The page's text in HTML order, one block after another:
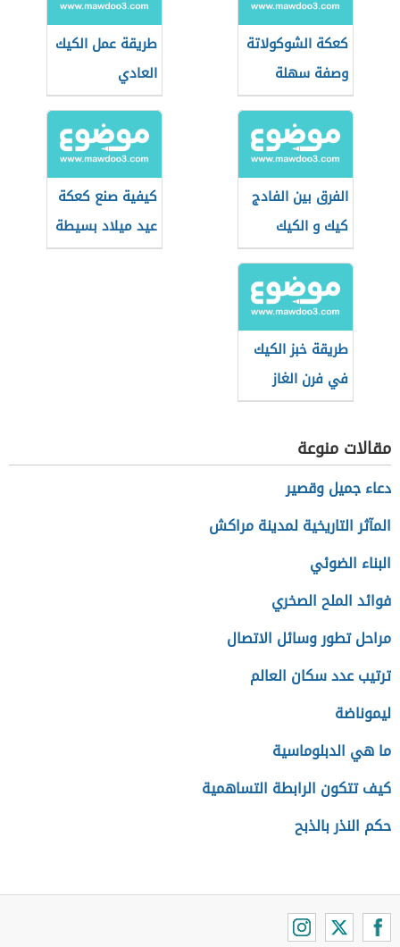
كعكة الشوكولاتة
وصفة سهلة
طريقة عمل الكيك
العادي
الفرق بين الفادج
كيك و الكيك
العادي
كيفية صنع كعكة
عيد ميلاد بسيطة
طريقة خبز الكيك
في فرن الغاز
مقالات منوعة
دعاء جميل وقصير
المآثر التاريخية لمدينة مراكش
البناء الضوئي
فوائد الملح الصخري
مراحل تطور وسائل الاتصال
ترتيب عدد سكان العالم
ليموناضة
ما هي الدبلوماسية
كيف تتكون الرابطة التساهمية
حكم النذر بالذبح